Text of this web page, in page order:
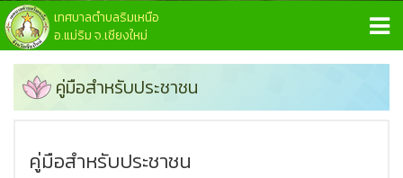
เทศบาลตำบลริมเหนือ
อ.แม่ริม จ.เชียงใหม่
คู่มือสำหรับประชาชน
คู่มือสำหรับประชาชน